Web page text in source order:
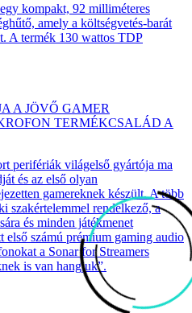
kompakt, 92 milliméteres
amely a költségvetés-barát
A termék 130 wattos TDP
A JÖVŐ GAMER
TERMÉKCSALÁD A
perifériák világelső gyártója ma
és az első olyan
gamereknek készült. A több
szakértelemmel rendelkező, a
és minden játékmenet
első számú prémium gaming audio
a Sonar for Streamers
is van hangjuk”.